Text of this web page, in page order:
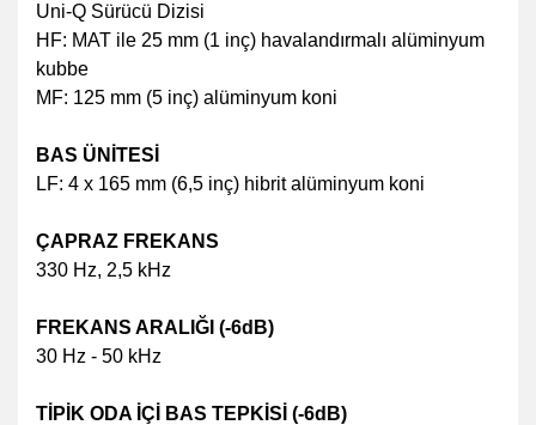
Uni-Q Sürücü Dizisi
HF: MAT ile 25 mm (1 inç) havalandırmalı alüminyum
kubbe
MF: 125 mm (5 inç) alüminyum koni
BAS ÜNİTESİ
LF: 4 x 165 mm (6,5 inç) hibrit alüminyum koni
ÇAPRAZ FREKANS
330 Hz, 2,5 kHz
FREKANS ARALIĞI (-6dB)
30 Hz - 50 kHz
TİPİK ODA İÇİ BAS TEPKİSİ (-6dB)